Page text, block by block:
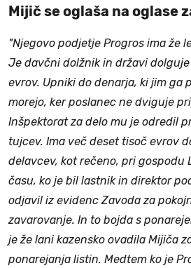
Mijič se oglaša na oglase
"Njegovo podjetje Progros ima že
Je davčni dolžnik in državi
evrov. Upniki do denarja, ki jim ga
morejo, ker poslanec ne dviguje
Inšpektorat za delo mu je odredil
tujcev. Ima več deset tisoč evrov
delavcev, kot rečeno, pri gospodu
času, ko je bil lastnik in direktor
odjavil iz evidenc Zavoda za
zavarovanje. In to bojda s
je že lani kazensko ovadila Mijiča
ponarejanja listin. Medtem ko je